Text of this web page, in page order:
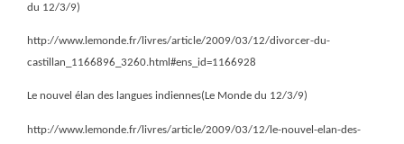
du 12/3/9)
http://www.lemonde.fr/livres/article/2009/03/12/divorcer-du-
castillan_1166896_3260.html#ens_id=1166928
Le nouvel élan des langues indiennes(Le Monde du 12/3/9)
http://www.lemonde.fr/livres/article/2009/03/12/le-nouvel-elan-des-